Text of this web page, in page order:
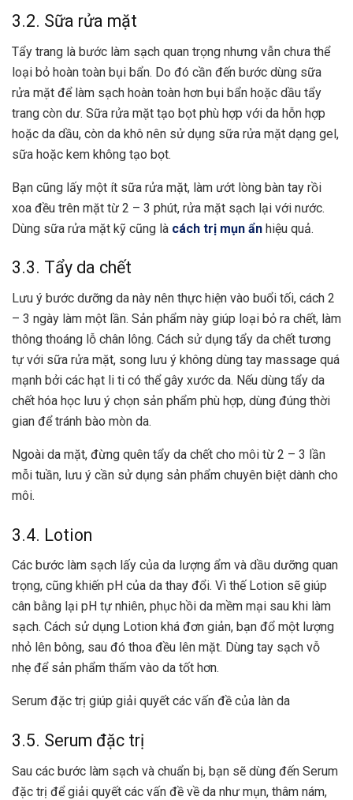
3.2. Sữa rửa mặt
Tẩy trang là bước làm sạch quan trọng nhưng vẫn chưa thể
loại bỏ hoàn toàn bụi bẩn. Do đó cần đến bước dùng sữa
rửa mặt để làm sạch hoàn toàn hơn bụi bẩn hoặc dầu tẩy
trang còn dư. Sữa rửa mặt tạo bọt phù hợp với da hỗn hợp
hoặc da dầu, còn da khô nên sử dụng sữa rửa mặt dạng gel,
sữa hoặc kem không tạo bọt.
Bạn cũng lấy một ít sữa rửa mặt, làm ướt lòng bàn tay rồi
xoa đều trên mặt từ 2 – 3 phút, rửa mặt sạch lại với nước.
Dùng sữa rửa mặt kỹ cũng là cách trị mụn ẩn hiệu quả.
3.3. Tẩy da chết
Lưu ý bước dưỡng da này nên thực hiện vào buổi tối, cách 2
– 3 ngày làm một lần. Sản phẩm này giúp loại bỏ ra chết, làm
thông thoáng lỗ chân lông. Cách sử dụng tẩy da chết tương
tự với sữa rửa mặt, song lưu ý không dùng tay massage quá
mạnh bởi các hạt li ti có thể gây xước da. Nếu dùng tẩy da
chết hóa học lưu ý chọn sản phẩm phù hợp, dùng đúng thời
gian để tránh bào mòn da.
Ngoài da mặt, đừng quên tẩy da chết cho môi từ 2 – 3 lần
mỗi tuần, lưu ý cần sử dụng sản phẩm chuyên biệt dành cho
môi.
3.4. Lotion
Các bước làm sạch lấy của da lượng ẩm và dầu dưỡng quan
trọng, cũng khiến pH của da thay đổi. Vì thế Lotion sẽ giúp
cân bằng lại pH tự nhiên, phục hồi da mềm mại sau khi làm
sạch. Cách sử dụng Lotion khá đơn giản, bạn đổ một lượng
nhỏ lên bông, sau đó thoa đều lên mặt. Dùng tay sạch vỗ
nhẹ để sản phẩm thấm vào da tốt hơn.
Serum đặc trị giúp giải quyết các vấn đề của làn da
3.5. Serum đặc trị
Sau các bước làm sạch và chuẩn bị, bạn sẽ dùng đến Serum
đặc trị để giải quyết các vấn đề về da như mụn, thâm nám,